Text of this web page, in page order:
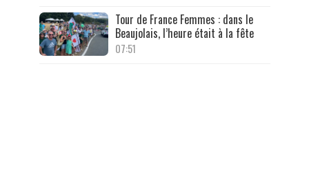
Tour de France Femmes : dans le
Beaujolais, l’heure était à la fête
07:51